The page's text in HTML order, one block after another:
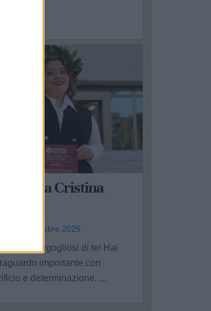
a Cristina
- gio 9 ottobre 2025
orgogliosi di te! Hai
importante con
e determinazione. ...